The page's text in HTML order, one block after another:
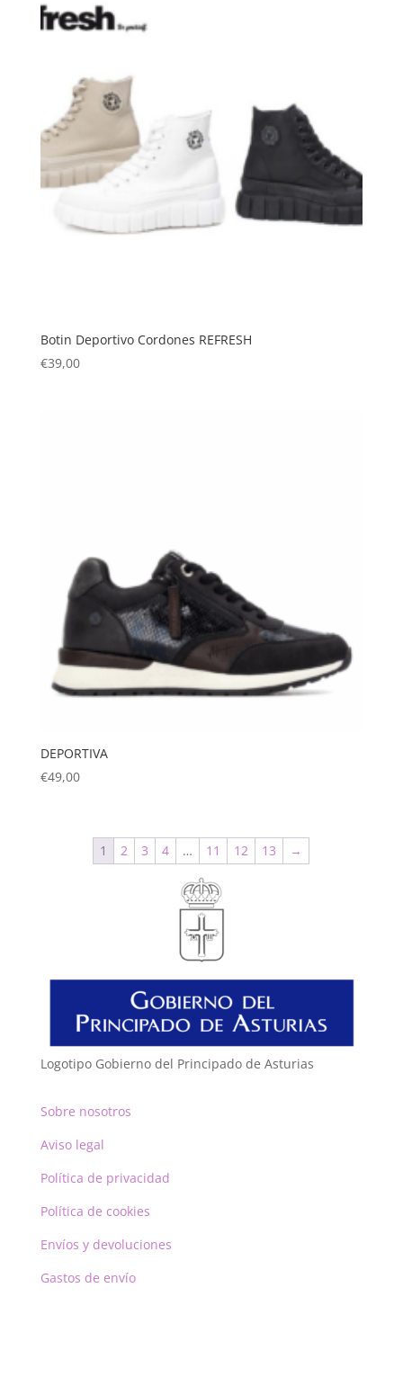
Botin Deportivo Cordones REFRESH
€39,00
DEPORTIVA
€49,00
1 2 3 4 … 11 12 13 →
Logotipo Gobierno del Principado de Asturias
Sobre nosotros
Aviso legal
Política de privacidad
Política de cookies
Envíos y devoluciones
Gastos de envío